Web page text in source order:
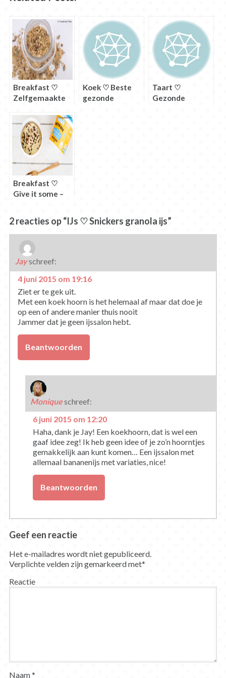
Breakfast ♡
Zelfgemaakte
Koek ♡ Beste
gezonde
Taart ♡
Gezonde
Breakfast ♡
Give it some –
2 reacties op “IJs ♡ Snickers granola ijs”
Jayschreef:
4 juni 2015 om 19:16
Ziet er te gek uit.
Met een koek hoorn is het helemaal af maar dat doe je
op een of andere manier thuis nooit
Jammer dat je geen ijssalon hebt.
Beantwoorden
Moniqueschreef:
6 juni 2015 om 12:20
Haha, dank je Jay! Een koekhoorn, dat is wel een
gaaf idee zeg! Ik heb geen idee of je zo’n hoorntjes
gemakkelijk aan kunt komen… Een ijssalon met
allemaal bananenijs met variaties, nice!
Beantwoorden
Geef een reactie
Het e-mailadres wordt niet gepubliceerd.
Verplichte velden zijn gemarkeerd met*
Reactie
Naam*